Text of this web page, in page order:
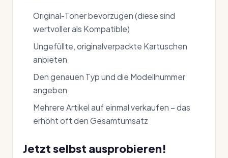
Original-Toner bevorzugen (diese sind
wertvoller als Kompatible)
Ungefüllte, originalverpackte Kartuschen
anbieten
Den genauen Typ und die Modellnummer
angeben
Mehrere Artikel auf einmal verkaufen – das
erhöht oft den Gesamtumsatz
Jetzt selbst ausprobieren!